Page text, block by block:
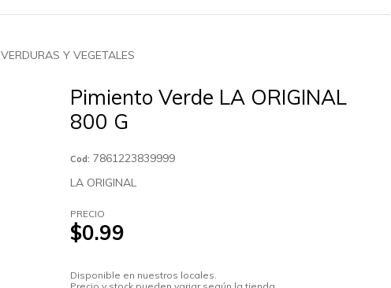
VERDURAS Y VEGETALES
Pimiento Verde LA ORIGINAL
800 G
Cod: 7861223839999
LA ORIGINAL
PRECIO
$0.99
Disponible en nuestros locales.